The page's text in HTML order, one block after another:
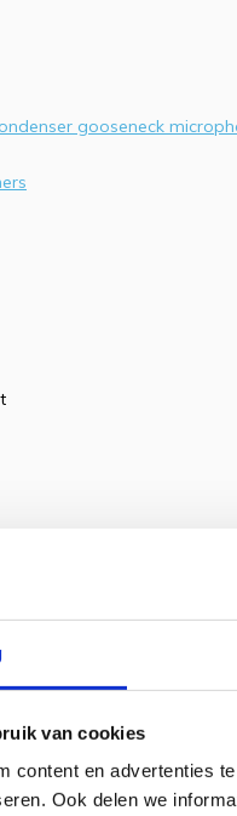
van cookies
content en advertenties
Ook delen we
gooseneck
Kom dan eens
kunnen vertellen
je contact met ons
wanneer u een